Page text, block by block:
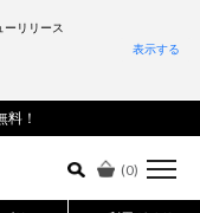
料！
(0)
詳細検索はこちら
リリース
表示する